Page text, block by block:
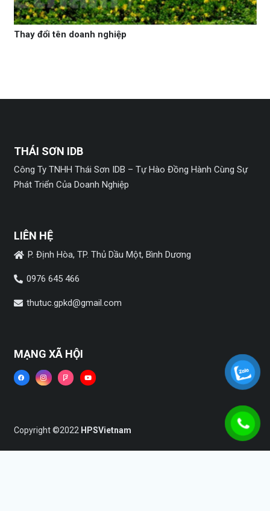
Thay đổi tên doanh nghiệp
THÁI SƠN IDB
Công Ty TNHH Thái Sơn IDB – Tự Hào Đồng Hành Cùng Sự
Phát Triển Của Doanh Nghiệp
LIÊN HỆ
P. Định Hòa, TP. Thủ Dầu Một, Bình Dương
0976 645 466
thutuc.gpkd@gmail.com
MẠNG XÃ HỘI
Copyright ©2022 HPSVietnam